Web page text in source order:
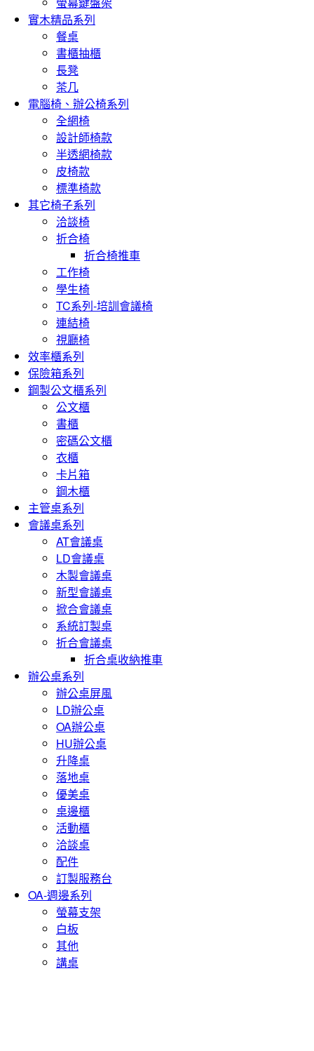
實木精品系列
餐桌
書櫃抽櫃
長凳
茶几
電腦椅、辦公椅系列
全網椅
設計師椅款
半透網椅款
皮椅款
標準椅款
其它椅子系列
洽談椅
折合椅
折合椅推車
工作椅
學生椅
TC系列-培訓會議椅
連結椅
視廳椅
效率櫃系列
保險箱系列
鋼製公文櫃系列
公文櫃
書櫃
密碼公文櫃
衣櫃
卡片箱
鋼木櫃
主管桌系列
會議桌系列
AT會議桌
LD會議桌
木製會議桌
新型會議桌
掀合會議桌
系統訂製桌
折合會議桌
折合桌收納推車
辦公桌系列
辦公桌屏風
LD辦公桌
OA辦公桌
HU辦公桌
升降桌
落地桌
優美桌
桌邊櫃
活動櫃
洽談桌
配件
訂製服務台
OA-週邊系列
螢幕支架
白板
其他
講桌